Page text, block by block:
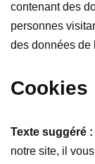
contenant des
personnes
des données de
Cookies
Texte suggéré :
notre site, il